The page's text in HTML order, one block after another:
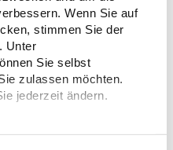
Wenn Sie auf
stimmen Sie der
Unter
Sie selbst
zulassen möchten.
jederzeit ändern.
/ Abanilla Km 8.8 30620
*